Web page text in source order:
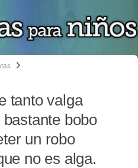
tanto valga
bobo
un robo
no es alga.